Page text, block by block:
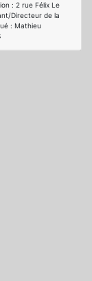
: 2 rue Félix Le
Directeur de la
: Mathieu